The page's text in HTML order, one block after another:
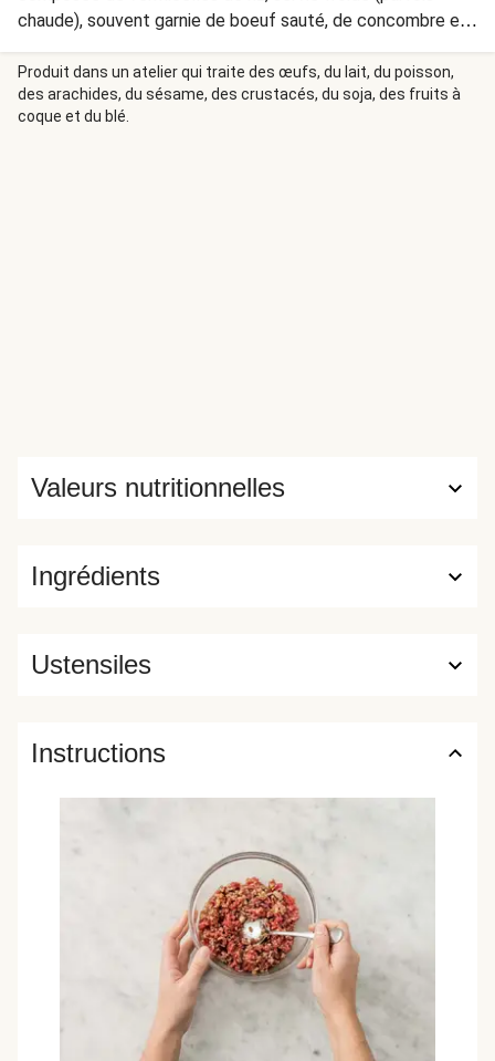
chaude), souvent garnie de boeuf sauté, de concombre et
de carottes râpées et saupoudrée de cacahuètes et
d'herbes fraîches comme le basilic thaï et la coriandre.
D'ailleurs, saviez-vous que dans sa version traditionnelle, le
bò bún n'est pas servi avec des nems ? De même saviez-
Produit dans un atelier qui traite des œufs, du lait, du poisson,
des arachides, du sésame, des crustacés, du soja, des fruits à
coque et du blé.
Ingrédients
Valeurs nutritionnelles
Ustensiles
Instructions